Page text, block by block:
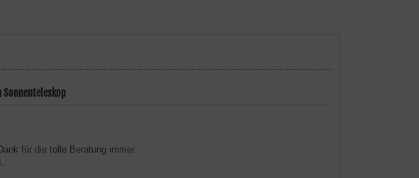
Sonnenteleskop
für die tolle Beratung immer.